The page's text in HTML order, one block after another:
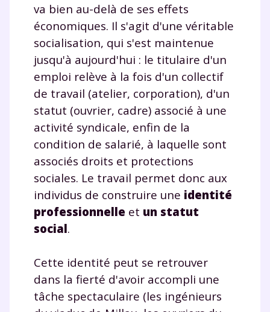
va bien au-delà de ses effets
économiques. Il s'agit d'une véritable
socialisation, qui s'est maintenue
jusqu'à aujourd'hui : le titulaire d'un
emploi relève à la fois d'un collectif
de travail (atelier, corporation), d'un
statut (ouvrier, cadre) associé à une
activité syndicale, enfin de la
condition de salarié, à laquelle sont
associés droits et protections
sociales. Le travail permet donc aux
individus de construire une identité
professionnelle et un statut
social.
Cette identité peut se retrouver
dans la fierté d'avoir accompli une
tâche spectaculaire (les ingénieurs